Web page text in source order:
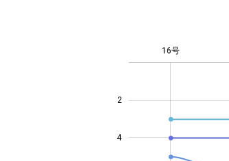
4
2
4
16号